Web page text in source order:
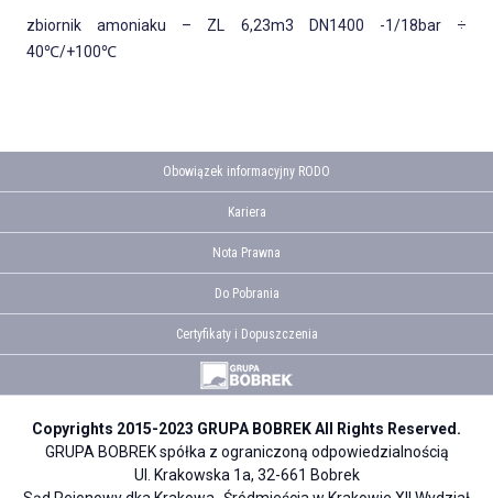
zbiornik amoniaku – ZL 6,23m3 DN1400 -1/18bar ÷
40℃/+100℃
Obowiązek informacyjny RODO
Kariera
Nota Prawna
Do Pobrania
Certyfikaty i Dopuszczenia
Copyrights 2015-2023 GRUPA BOBREK All Rights Reserved.
GRUPA BOBREK spółka z ograniczoną odpowiedzialnością
Ul. Krakowska 1a, 32-661 Bobrek